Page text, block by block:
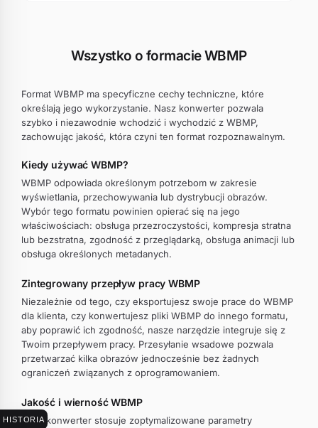
HISTORIA
Wszystko o formacie WBMP
Format WBMP ma specyficzne cechy techniczne, które
określają jego wykorzystanie. Nasz konwerter pozwala
szybko i niezawodnie wchodzić i wychodzić z WBMP,
zachowując jakość, która czyni ten format rozpoznawalnym.
Kiedy używać WBMP?
WBMP odpowiada określonym potrzebom w zakresie
wyświetlania, przechowywania lub dystrybucji obrazów.
Wybór tego formatu powinien opierać się na jego
właściwościach: obsługa przezroczystości, kompresja stratna
lub bezstratna, zgodność z przeglądarką, obsługa animacji lub
obsługa określonych metadanych.
Zintegrowany przepływ pracy WBMP
Niezależnie od tego, czy eksportujesz swoje prace do WBMP
dla klienta, czy konwertujesz pliki WBMP do innego formatu,
aby poprawić ich zgodność, nasze narzędzie integruje się z
Twoim przepływem pracy. Przesyłanie wsadowe pozwala
przetwarzać kilka obrazów jednocześnie bez żadnych
ograniczeń związanych z oprogramowaniem.
Jakość i wierność WBMP
Nasz konwerter stosuje zoptymalizowane parametry